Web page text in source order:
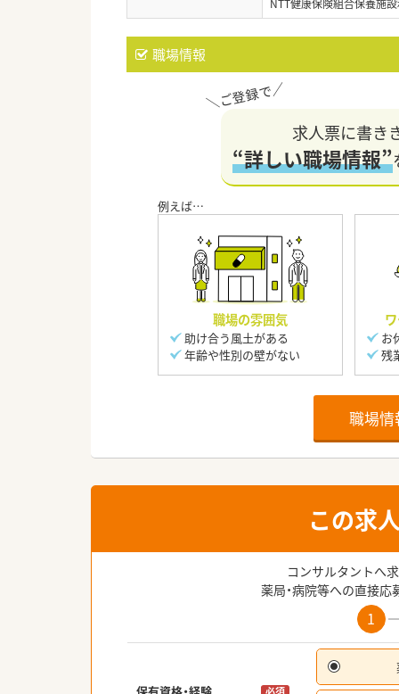
NTT健康保険組合保養施
職場情報
求人票に書き
“詳しい職場情報”
職場の雰囲気
助け合う風土がある
年齢や性別の壁がない
お
残
職場情
この求
コンサルタントへ
薬局・病院等への直接応
1